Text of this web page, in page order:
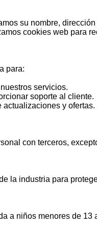
para:
con terceros,
la industria para
a niños menores de